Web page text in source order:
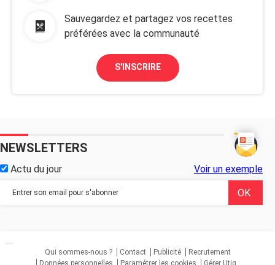
Sauvegardez et partagez vos recettes
préférées avec la communauté
S'INSCRIRE
NEWSLETTERS
Actu du jour Voir un exemple
...
Qui sommes-nous ?
Contact Publicité
Recrutement
Données personnelles
Paramétrer les cookies Gérer Utiq